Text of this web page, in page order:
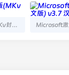
MKVToolNix中文版(MKv封装工具)v95.0.00